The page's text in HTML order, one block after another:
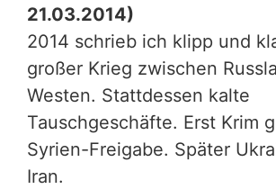
21.03.2014)
2014 schrieb ich klipp und
großer Krieg zwischen
Westen. Stattdessen kalte
Tauschgeschäfte. Erst Krim
Syrien-Freigabe. Später
Iran.